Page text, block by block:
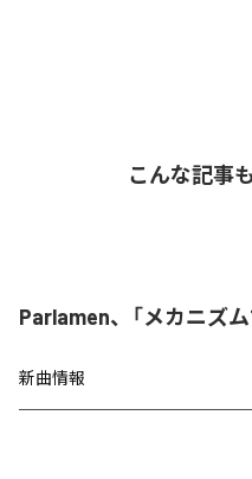
こんな記事
Parlamen、「メカニズ
新曲情報